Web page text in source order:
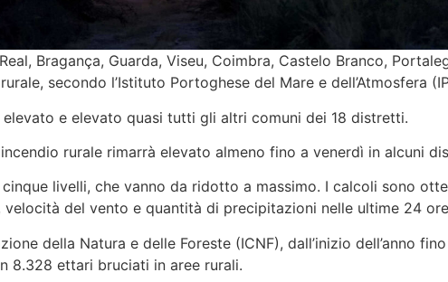
Bragança, Guarda, Viseu, Coimbra, Castelo Branco,
secondo l’Istituto Portoghese del Mare e dell’Atmosfera
e elevato quasi tutti gli altri comuni dei 18 distretti.
rurale rimarrà elevato almeno fino a venerdì in alcuni
cinque livelli, che vanno da ridotto a massimo. I calcoli sono
velocità del vento e quantità di precipitazioni nelle ultime 24
della Natura e delle Foreste (ICNF), dall’inizio dell’anno
8.328 ettari bruciati in aree rurali.